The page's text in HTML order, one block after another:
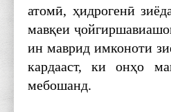
атомӣ, ҳидрогенӣ
мавқеи
ин маврид имконоти
кардааст, ки онҳо
мебошанд.